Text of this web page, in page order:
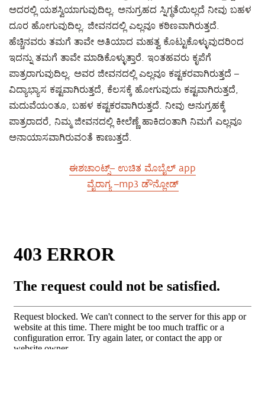
ಅದರಲ್ಲಿ ಯಶಸ್ವಿಯಾಗುವುದಿಲ್ಲ. ಅನುಗ್ರಹದ ಸ್ನಿಗ್ಧತೆಯಿಲ್ಲದೆ ನೀವು ಬಹಳ
ದೂರ ಹೋಗುವುದಿಲ್ಲ. ಜೀವನದಲ್ಲಿ ಎಲ್ಲವೂ ಕಠಿಣವಾಗಿರುತ್ತದೆ.
ಹೆಚ್ಚಿನವರು ತಮಗೆ ತಾವೇ ಅತಿಯಾದ ಮಹತ್ವ ಕೊಟ್ಟುಕೊಳ್ಳುವುದರಿಂದ
ಇದನ್ನು ತಮಗೆ ತಾವೇ ಮಾಡಿಕೊಳ್ಳುತ್ತಾರೆ. ಇಂತಹವರು ಕೃಪೆಗೆ
ಪಾತ್ರರಾಗುವುದಿಲ್ಲ. ಅವರ ಜೀವನದಲ್ಲಿ ಎಲ್ಲವೂ ಕಷ್ಟಕರವಾಗಿರುತ್ತದೆ –
ವಿದ್ಯಾಭ್ಯಾಸ ಕಷ್ಟವಾಗಿರುತ್ತದೆ, ಕೆಲಸಕ್ಕೆ ಹೋಗುವುದು ಕಷ್ಟವಾಗಿರುತ್ತದೆ,
ಮದುವೆಯಂತೂ, ಬಹಳ ಕಷ್ಟಕರವಾಗಿರುತ್ತದೆ. ನೀವು ಅನುಗ್ರಹಕ್ಕೆ
ಪಾತ್ರರಾದರೆ, ನಿಮ್ಮ ಜೀವನದಲ್ಲಿ ಕೀಲೆಣ್ಣೆ ಹಾಕಿದಂತಾಗಿ ನಿಮಗೆ ಎಲ್ಲವೂ
ಅನಾಯಾಸವಾಗಿರುವಂತೆ ಕಾಣುತ್ತದೆ.
ಈಶಚಾಂಟ್ಸ್– ಉಚಿತ ಮೊಬೈಲ್ app
ವೈರಾಗ್ಯ –mp3 ಡೌನ್ಲೋಡ್